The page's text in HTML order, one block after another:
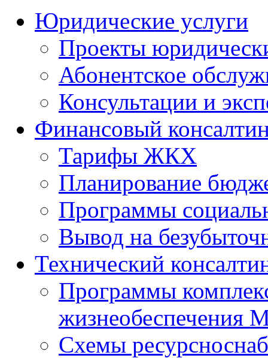
Юридические услуги
Проекты
Абонентское
Консультации и
Финансовый
Тарифы ЖКХ
Планирование
Программы
Вывод на
Технический
Программы
жизнеобеспечения
Схемы